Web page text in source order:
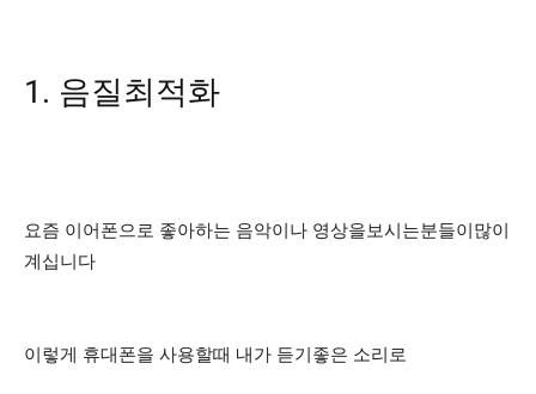
​1. 음질최적화
요즘 이어폰으로 좋아하는 음악이나 영상을보시는분들이많이
계십니다
이렇게 휴대폰을 사용할때 내가 듣기좋은 소리로